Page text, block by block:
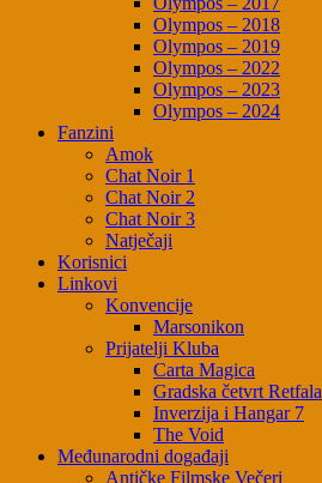
Olympos – 2018
Olympos – 2019
Olympos – 2022
Olympos – 2023
Olympos – 2024
Fanzini
Amok
Chat Noir 1
Chat Noir 2
Chat Noir 3
Natječaji
Korisnici
Linkovi
Konvencije
Marsonikon
Prijatelji Kluba
Carta Magica
Gradska četvrt Retfala
Inverzija i Hangar 7
The Void
Međunarodni događaji
Antičke Filmske Večeri